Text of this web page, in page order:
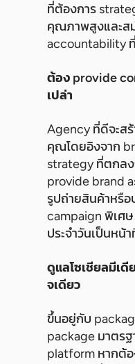
ที่ต้องการ
คุณภาพสูงและส
accountability
ต้อง provide
เปล่า
Agency ที่ดีจะส
คุณโดยอิงจาก
strategy ที่ตกล
provide brand
รูปถ่ายสินค้าหรือ
campaign พิเศ
ประจำวันเป็นหน้
ดูแลโซเชียลมีเดี
จเดียว
ขึ้นอยู่กับ
package มาตร
platform หากต้